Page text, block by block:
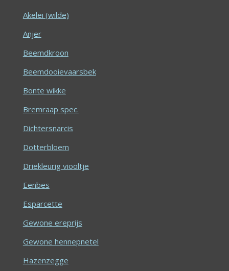
Akelei (wilde)
Anjer
Beemdkroon
Beemdooievaarsbek
Bonte wikke
Bremraap spec.
Dichtersnarcis
Dotterbloem
Driekleurig viooltje
Eenbes
Esparcette
Gewone ereprijs
Gewone hennepnetel
Hazenzegge